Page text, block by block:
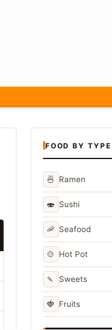
FOOD BY TYPE
🍜 Ramen
🍣 Sushi
🦐 Seafood
🍲 Hot Pot
🍡 Sweets
🍓 Fruits